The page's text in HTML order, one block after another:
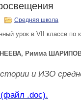
Средняя школа
урок в VII классе по
Римма
и ИЗО
.doc).